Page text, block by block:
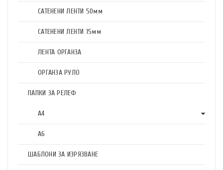
САТЕНЕНИ ЛЕНТИ 50мм
САТЕНЕНИ ЛЕНТИ 15мм
ЛЕНТА ОРГАНЗА
ОРГАНЗА РУЛО
ПАПКИ ЗА РЕЛЕФ
А4
А6
ШАБЛОНИ ЗА ИЗРЯЗВАНЕ